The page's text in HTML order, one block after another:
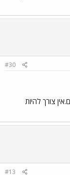
#30
צורך להיות
#13